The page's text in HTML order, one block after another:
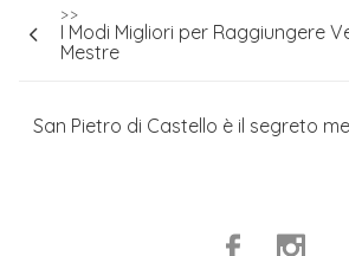
Navigazione
articoli
>>
I Modi Migliori per Raggiungere
Mestre
San Pietro di Castello è il segreto